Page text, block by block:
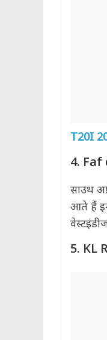
T20I
4. Faf
साउथ
आते हैं
5. KL